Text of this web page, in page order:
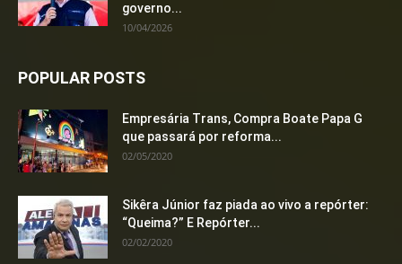
governo...
10/04/2026
POPULAR POSTS
Empresária Trans, Compra Boate Papa G
que passará por reforma...
02/05/2020
Sikêra Júnior faz piada ao vivo a repórter:
“Queima?” E Repórter...
02/02/2020